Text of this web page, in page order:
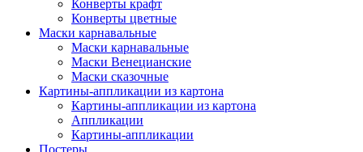
Конверты крафт
Конверты цветные
Маски карнавальные
Маски карнавальные
Маски Венецианские
Маски сказочные
Картины-аппликации из картона
Картины-аппликации из картона
Аппликации
Картины-аппликации
Постеры